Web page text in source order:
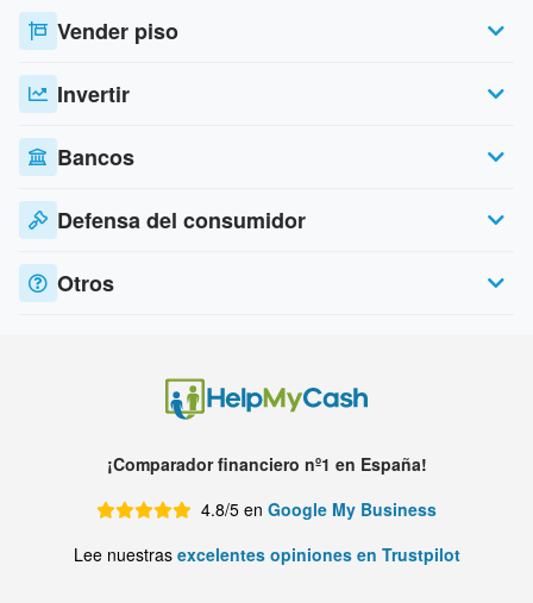
Vender piso
Invertir
Bancos
Defensa del consumidor
Otros
¡Comparador financiero nº1 en España!
4.8/5 en Google My Business
Lee nuestras excelentes opiniones en Trustpilot